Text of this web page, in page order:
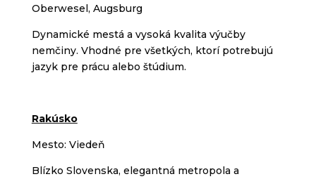
Oberwesel, Augsburg
Dynamické mestá a vysoká kvalita výučby
nemčiny. Vhodné pre všetkých, ktorí potrebujú
jazyk pre prácu alebo štúdium.
Rakúsko
Mesto: Viedeň
Blízko Slovenska, elegantná metropola a